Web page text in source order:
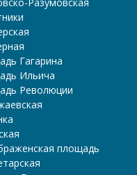
Гагарина
Ильича
Революции
площадь